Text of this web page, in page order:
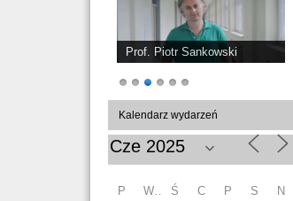
Prof. Piotr Sankowski
Kalendarz wydarzeń
P Ś C P S N